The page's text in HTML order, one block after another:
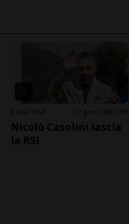
CANTONE 2 gior 166 393
Nicolò Casolini lascia
la RSI